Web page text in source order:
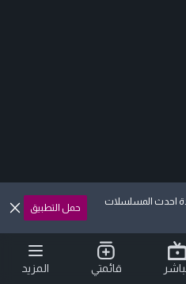
احدث المسلسلات
حمل التطبيق
قائمتي المزيد